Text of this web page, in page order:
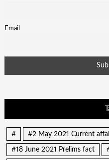
Email
# #2 May 2021 Current
#18 June 2021 Prelims fact